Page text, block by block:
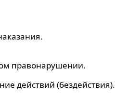
правонарушении.
действий (бездействия).